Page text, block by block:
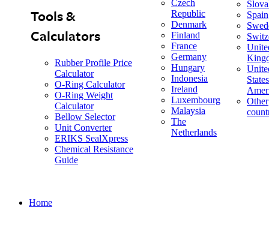
Tools &
Calculators
Rubber Profile Price
Calculator
O-Ring Calculator
O-Ring Weight
Calculator
Bellow Selector
Unit Converter
ERIKS SealXpress
Chemical Resistance
Guide
Czech
Republic
Denmark
Finland
France
Germany
Hungary
Indonesia
Ireland
Luxembourg
Malaysia
The
Netherlands
Spain
Other
Home